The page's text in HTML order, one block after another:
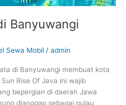
Banyuwangi
Sewa Mobil / admin
di Banyuwangi membuat kota
Rise Of Java ini wajib
bepergian di daerah Jawa
dianggap sebagai pulau